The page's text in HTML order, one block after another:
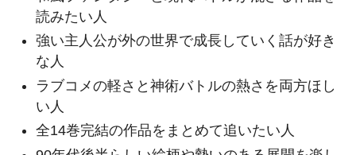
読みたい人
強い主人公が外の世界で成長していく話が好き
な人
ラブコメの軽さと神術バトルの熱さを両方ほし
い人
全14巻完結の作品をまとめて追いたい人